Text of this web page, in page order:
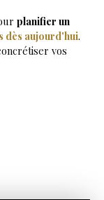
planifier un
dès aujourd'hui.
vos